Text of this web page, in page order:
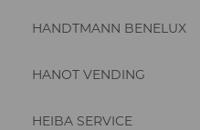
HANDTMANN BENELUX
HANOT VENDING
HEIBA SERVICE